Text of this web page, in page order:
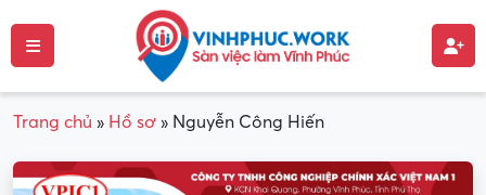
Trang chủ » Hồ sơ » Nguyễn Công Hiến